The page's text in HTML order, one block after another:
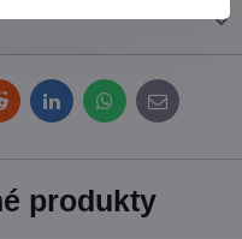
LinkedInWhatsApp
E-
mail
produkty